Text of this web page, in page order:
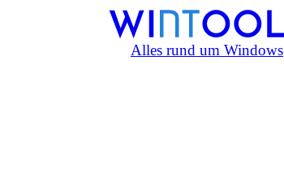
Alles rund um Windows